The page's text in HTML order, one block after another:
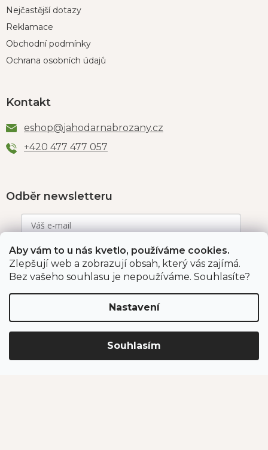
Aby vám to u nás kvetlo, používáme cookies.
Zlepšují web a zobrazují obsah, který vás zajímá.
Bez vašeho souhlasu je nepoužíváme. Souhlasíte?
Nastavení
Souhlasím
Nejčastější dotazy
Reklamace
Obchodní podmínky
Ochrana osobních údajů
Kontakt
eshop@jahodarnabrozany.cz
+420 477 477 057
Odběr newsletteru
Vložením e-mailu souhlasíte s podmínkamiochrany
osobních údajů.
Podmínky ochrany údajů